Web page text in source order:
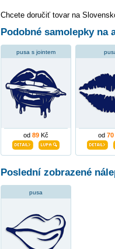
Chcete doručiť tovar na
Podobné samolepky na
pusa s jointem
od 89Kč od 70
Poslední zobrazené
pusa